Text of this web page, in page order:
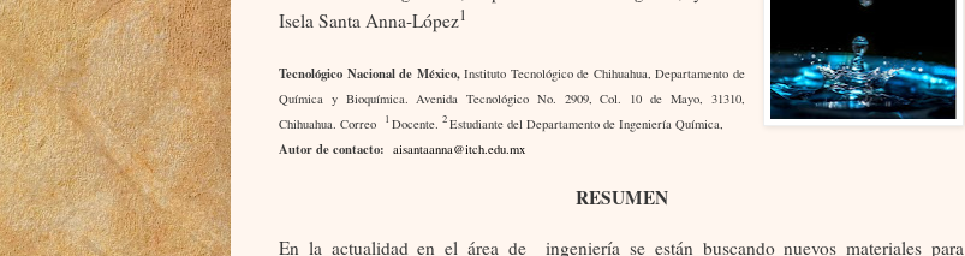
Isela Santa Anna-López1
Tecnológico Nacional de México,Instituto Tecnológico de Chihuahua, Departamento de
Química y Bioquímica. Avenida Tecnológico No. 2909, Col. 10 de Mayo, 31310,
Chihuahua. Correo
1 Docente. 2Estudiante del Departamento de Ingeniería Química,
Autor de contacto: aisantaanna@itch.edu.mx
RESUMEN
En la actualidad en el área de
ingeniería se están buscando nuevos materiales para